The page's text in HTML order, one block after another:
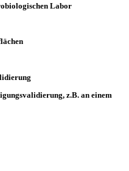
Labor
z.B. an einem